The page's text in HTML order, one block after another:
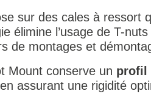
sur des cales à ressort
élimine l’usage de T-
de montages et
Mount conserve un profil
assurant une rigidité